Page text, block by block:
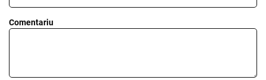
Comentariu